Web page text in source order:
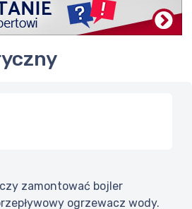
zamontować bojler
ogrzewacz wody.